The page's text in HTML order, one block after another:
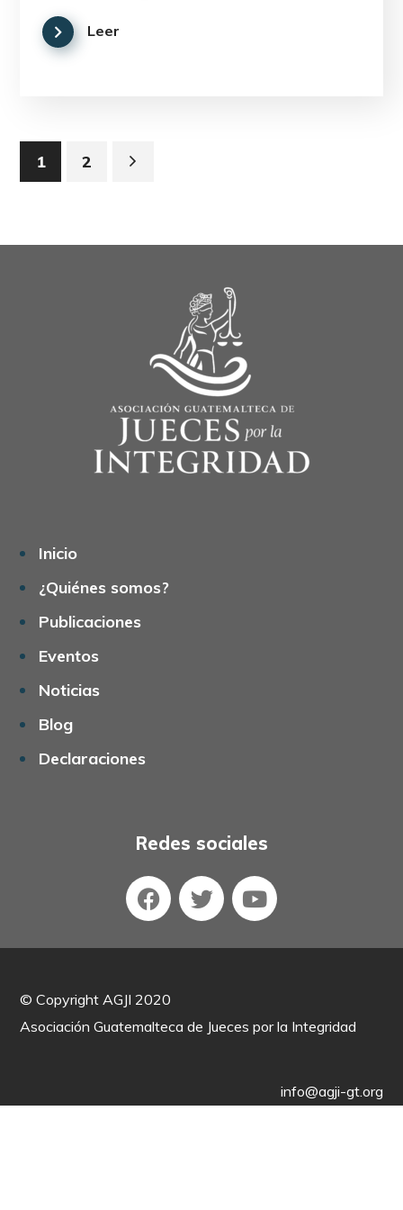
Leer
1 2
Inicio
¿Quiénes somos?
Publicaciones
Eventos
Noticias
Blog
Declaraciones
Redes sociales
©Copyright AGJI 2020
Asociación Guatemalteca de Jueces por la Integridad
info@agji-gt.org